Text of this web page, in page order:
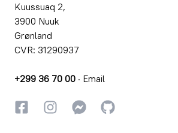
Kuussuaq 2,
3900 Nuuk
Grønland
CVR: 31290937
+299 36 70 00 · Email
FacebookInstagramInstagram
GitHub